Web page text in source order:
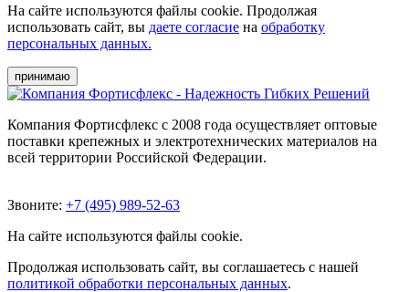
На сайте используются файлы cookie. Продолжая
использовать сайт, вы даете согласие на обработку
персональных данных.
принимаю
Компания Фортисфлекс с 2008 года осуществляет оптовые
поставки крепежных и электротехнических материалов на
всей территории Российской Федерации.
Звоните: +7 (495) 989-52-63
На сайте используются файлы cookie.
Продолжая использовать сайт, вы соглашаетесь с нашей
политикой обработки персональных данных.